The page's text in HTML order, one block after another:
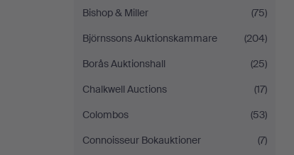
Bishop & Miller
(75)
Björnssons Auktionskammare
(204)
Borås Auktionshall
(25)
Chalkwell Auctions
(17)
Colombos
(53)
Connoisseur Bokauktioner
(7)